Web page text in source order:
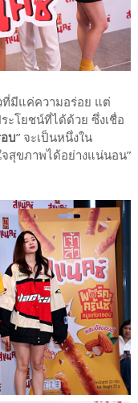
มีแค่ความอร่อย แต่
ระโยชน์ที่ได้ด้วย ซึ่งเชื่อ
บ” จะเป็นหนึ่งใน
สุขภาพได้อย่างแน่นอน”